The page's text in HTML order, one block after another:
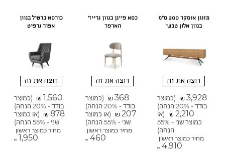
מזנון אוסקר 200 ס"מ
בגוון אלון טבעי
רוצה את זה
₪ 3,928
(כמוצר
בודד - 20% הנחה)
₪ 2,210
(או
כמוצר שני - 55%
הנחה)
מחיר כמוצר ראשון
₪ 4,910
כסא פייגן בגוון גרייז'
הארפר
רוצה את זה
₪ 368
(כמוצר
בודד - 20% הנחה)
₪ 207
(או כמוצר
שני - 55% הנחה)
מחיר כמוצר ראשון
₪ 460
כורסא ברטיל בגוון
אפור גרפיט
רוצה את זה
₪ 1,560
(כמוצר
בודד - 20% הנחה)
₪ 878
(או כמוצר
שני - 55% הנחה)
מחיר כמוצר ראשון
₪ 1,950